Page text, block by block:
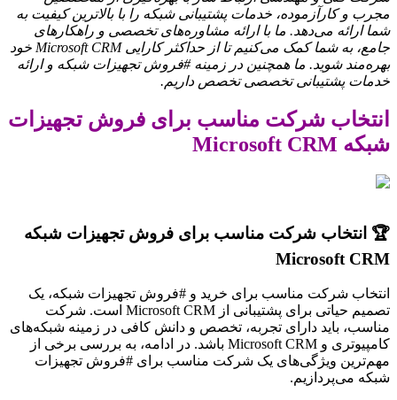
مجرب و کارآزموده، خدمات پشتیبانی شبکه را با بالاترین کیفیت به
شما ارائه می‌دهد. ما با ارائه مشاوره‌های تخصصی و راهکارهای
جامع، به شما کمک می‌کنیم تا از حداکثر کارایی Microsoft CRM خود
بهره‌مند شوید. ما همچنین در زمینه #فروش تجهیزات شبکه و ارائه
خدمات پشتیبانی تخصصی تخصص داریم.
انتخاب شرکت مناسب برای فروش تجهیزات
شبکه Microsoft CRM
🏆 انتخاب شرکت مناسب برای فروش تجهیزات شبکه
Microsoft CRM
انتخاب شرکت مناسب برای خرید و #فروش تجهیزات شبکه، یک
تصمیم حیاتی برای پشتیبانی از Microsoft CRM است. شرکت
مناسب، باید دارای تجربه، تخصص و دانش کافی در زمینه شبکه‌های
کامپیوتری و Microsoft CRM باشد. در ادامه، به بررسی برخی از
مهم‌ترین ویژگی‌های یک شرکت مناسب برای #فروش تجهیزات
شبکه می‌پردازیم.